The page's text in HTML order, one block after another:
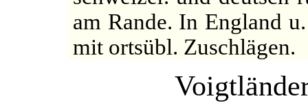
am Rande. In England
mit ortsübl. Zuschlägen.